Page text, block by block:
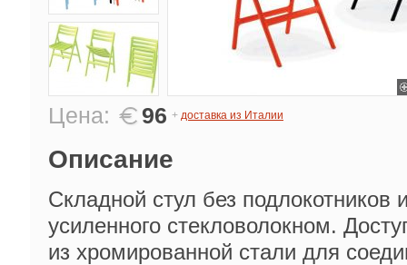
Цена: 96 + доставка из Италии
Описание
Складной стул без подлокотников
усиленного стекловолокном.
из хромированной стали для